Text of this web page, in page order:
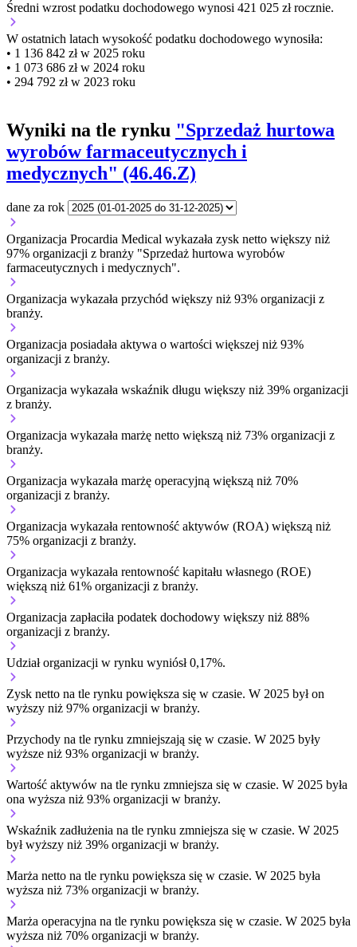
Średni wzrost podatku dochodowego wynosi 421 025 zł rocznie.
W ostatnich latach wysokość podatku dochodowego wynosiła:
• 1 136 842 zł w 2025 roku
• 1 073 686 zł w 2024 roku
• 294 792 zł w 2023 roku
Wyniki na tle rynku "Sprzedaż hurtowa
wyrobów farmaceutycznych i
medycznych" (46.46.Z)
dane za rok
Organizacja Procardia Medical wykazała zysk netto większy niż
97% organizacji z branży "Sprzedaż hurtowa wyrobów
farmaceutycznych i medycznych".
Organizacja wykazała przychód większy niż 93% organizacji z
branży.
Organizacja posiadała aktywa o wartości większej niż 93%
organizacji z branży.
Organizacja wykazała wskaźnik długu większy niż 39% organizacji
z branży.
Organizacja wykazała marżę netto większą niż 73% organizacji z
branży.
Organizacja wykazała marżę operacyjną większą niż 70%
organizacji z branży.
Organizacja wykazała rentowność aktywów (ROA) większą niż
75% organizacji z branży.
Organizacja wykazała rentowność kapitału własnego (ROE)
większą niż 61% organizacji z branży.
Organizacja zapłaciła podatek dochodowy większy niż 88%
organizacji z branży.
Udział organizacji w rynku wyniósł 0,17%.
Zysk netto na tle rynku powiększa się w czasie. W 2025 był on
wyższy niż 97% organizacji w branży.
Przychody na tle rynku zmniejszają się w czasie. W 2025 były
wyższe niż 93% organizacji w branży.
Wartość aktywów na tle rynku zmniejsza się w czasie. W 2025 była
ona wyższa niż 93% organizacji w branży.
Wskaźnik zadłużenia na tle rynku zmniejsza się w czasie. W 2025
był wyższy niż 39% organizacji w branży.
Marża netto na tle rynku powiększa się w czasie. W 2025 była
wyższa niż 73% organizacji w branży.
Marża operacyjna na tle rynku powiększa się w czasie. W 2025 była
wyższa niż 70% organizacji w branży.